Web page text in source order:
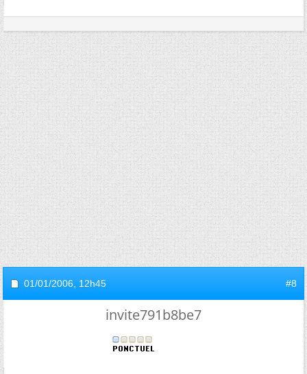
01/01/2006, 12h45 #8
invite791b8be7